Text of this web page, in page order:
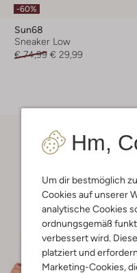
Hm,
Um dir bestmöglich
Cookies auf unserer
analytische Cookies
ordnungsgemäß
verbessert wird.
platziert und
Marketing-Cookies,
-60%
Sun68
Sneaker Low
€ 74,99 € 29,99